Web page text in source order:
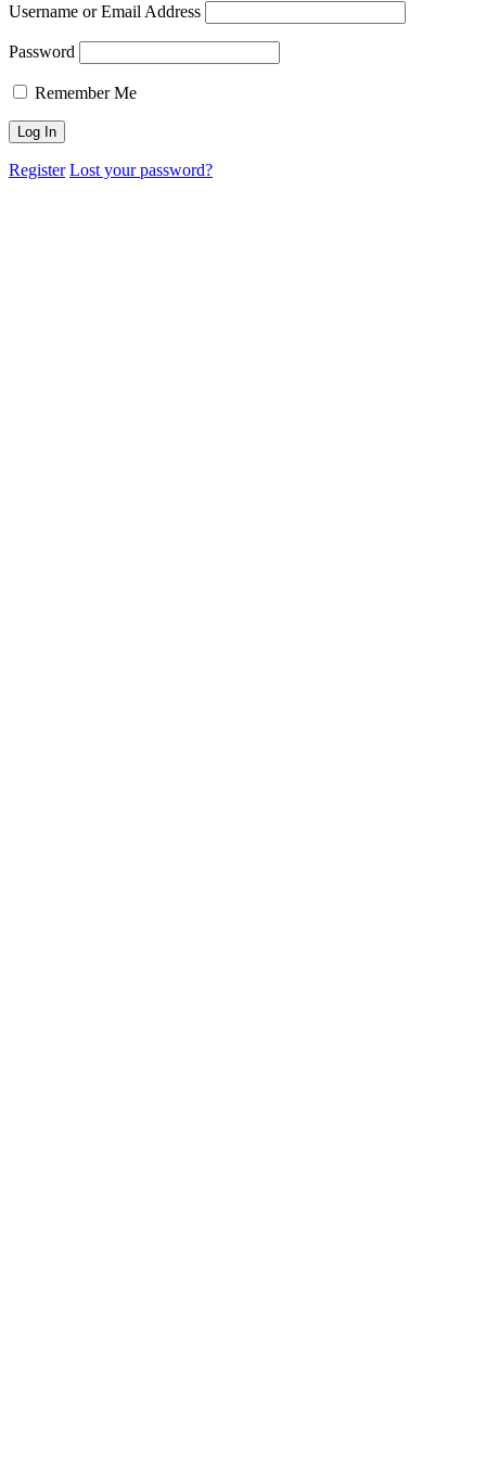
Username or Email Address
Password
Remember Me
Register Lost your password?